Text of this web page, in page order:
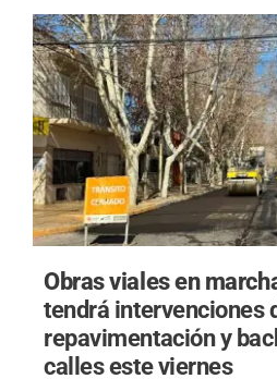
Obras viales en
tendrá intervenciones
repavimentación y
calles este viernes